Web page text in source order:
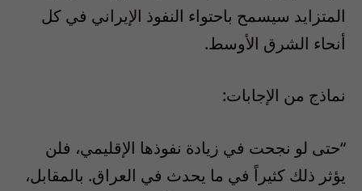
المتزايد سيسمح باحتواء النفوذ الإيراني في كل
أنحاء الشرق الأوسط.
نماذج من الإجابات:
“حتى لو نجحت في زيادة نفوذها الإقليمي، فلن
يؤثر ذلك كثيراً في ما يحدث في العراق. بالمقابل،